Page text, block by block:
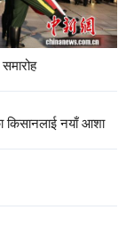
किसानलाई नयाँ आशा